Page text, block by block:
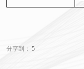
分享到： 5